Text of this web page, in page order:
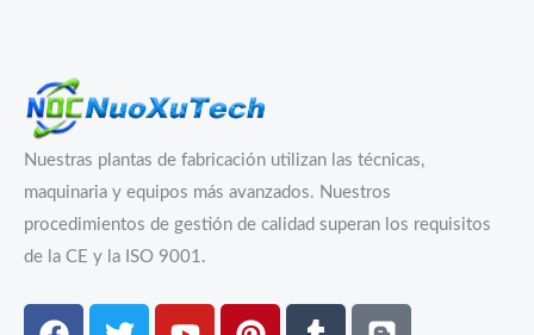
Nuestras plantas de fabricación utilizan las técnicas,
maquinaria y equipos más avanzados. Nuestros
procedimientos de gestión de calidad superan los requisitos
de la CE y la ISO 9001.
Facebook
TwitterYoutubePinterestTumblrBlogger